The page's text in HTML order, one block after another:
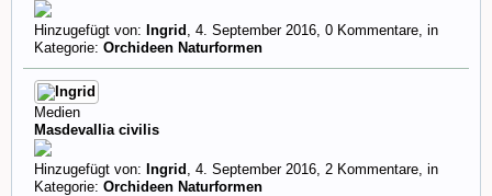
Hinzugefügt von: Ingrid , 4. September 2016, 0 Kommentare, in
Kategorie: Orchideen Naturformen
Medien
Masdevallia civilis
Hinzugefügt von: Ingrid , 4. September 2016, 2 Kommentare, in
Kategorie: Orchideen Naturformen